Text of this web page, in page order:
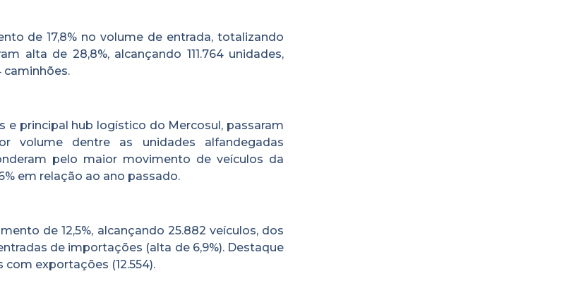
de 17,8% no volume de entrada, totalizando
alta de 28,8%, alcançando 111.764 unidades,
caminhões.
e principal hub logístico do Mercosul, passaram
volume dentre as unidades alfandegadas
pelo maior movimento de veículos da
em relação ao ano passado.
de 12,5%, alcançando 25.882 veículos, dos
de importações (alta de 6,9%). Destaque
exportações (12.554).